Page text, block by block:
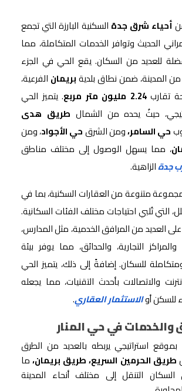
أحياء شرق جدة السكنية البارزة التي تجمع
الحديث وتوافر الخدمات المتكاملة، مما
للعديد من السكان. يقع الحي في الجزء
المدينة، ضمن نطاق بلديةبريمان الفرعية،
تقارب2.24 مليون متر مربع
. يتميز الحي
حيثُ يحده من الشمال طريق هدى
حي السامر،ومن الشرقحي الأجواد، ومن
، مما يسهل الوصول إلى مختلف مناطق
جدةالزاهية.
متنوعة من العقارات السكنية، بما في
التي تُلبي احتياجات مختلف الفئات السكانية.
العديد من المرافق الخدمية، مثل المدارس،
والمراكز التجارية، والحدائق، مما يوفر بيئة
للسكان. إضافةً إلى ذلك، يتميز الحي
والاتصالات بأحدث التقنيات، مما يجعله
للسكن أوالاستثمار العقاري.
والخدمات في حي المنار
بموقع استراتيجي يربطه بالعديد من الطرق
طريق الحرمين السريع، طريق بريمان،ما
التنقل إلى مختلف أنحاء المدينة